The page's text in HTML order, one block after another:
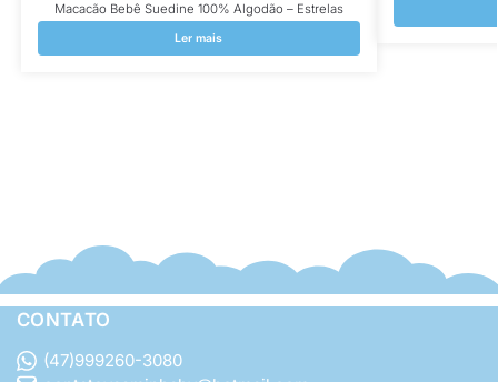
Macacão Bebê Suedine 100% Algodão – Estrelas
Ler mais
CONTATO
(47)999260-3080